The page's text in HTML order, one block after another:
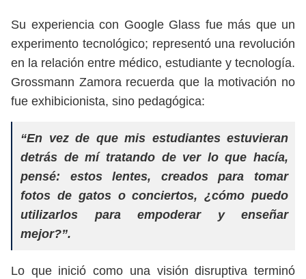
Su experiencia con Google Glass fue más que un
experimento tecnológico; representó una revolución
en la relación entre médico, estudiante y tecnología.
Grossmann Zamora recuerda que la motivación no
fue exhibicionista, sino pedagógica:
“En vez de que mis estudiantes estuvieran
detrás de mí tratando de ver lo que hacía,
pensé: estos lentes, creados para tomar
fotos de gatos o conciertos, ¿cómo puedo
utilizarlos para empoderar y enseñar
mejor?”.
Lo que inició como una visión disruptiva terminó